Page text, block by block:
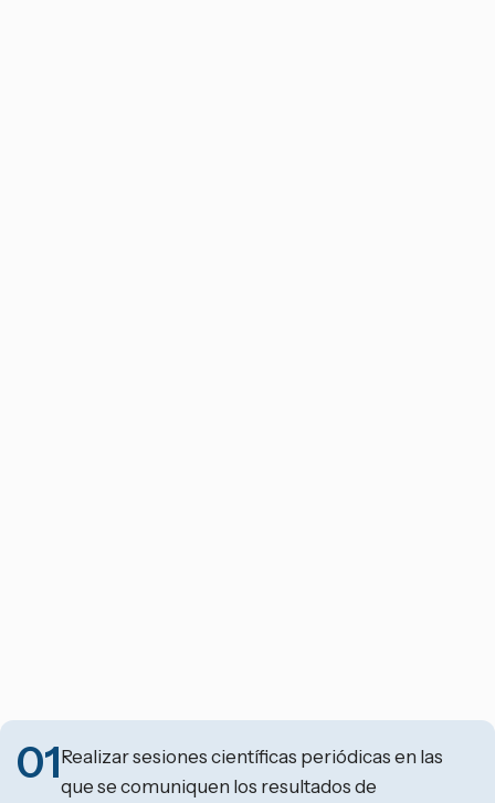
01Realizar sesiones científicas periódicas en las
que se comuniquen los resultados de